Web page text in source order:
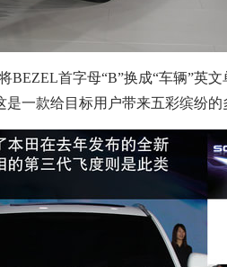
首字母“B”换成“车辆”英文
一款给目标用户带来五彩缤纷